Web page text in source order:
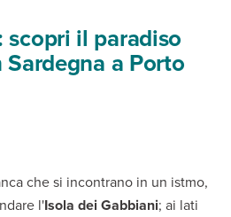
scopri il paradiso
a Porto
che si incontrano in un istmo,
l'Isola dei Gabbiani; ai lati